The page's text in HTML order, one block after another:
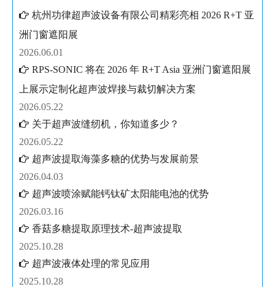
联系我们杭州功律超声波设备有限公司精彩亮相 2026 R+T 亚
洲门窗遮阳展
2026.06.01
RPS-SONIC 将在 2026 年 R+T Asia 亚洲门窗遮阳展
上展示定制化超声波焊接与裁切解决方案
2026.05.22
关于超声波缝纫机，你知道多少？
2026.05.22
超声波提取海藻多糖的优势与发展前景
2026.04.03
超声波喷涂赋能钙钛矿太阳能电池的优势
2026.03.16
香菇多糖提取原理技术-超声波提取
2025.10.28
超声波液体处理的常见应用
2025.10.28